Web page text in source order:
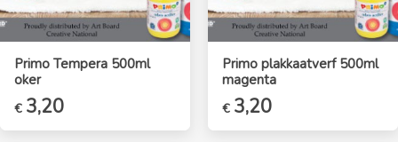
Primo Tempera 500ml
oker
€ 3,20
Primo plakkaatverf 500ml
magenta
€ 3,20